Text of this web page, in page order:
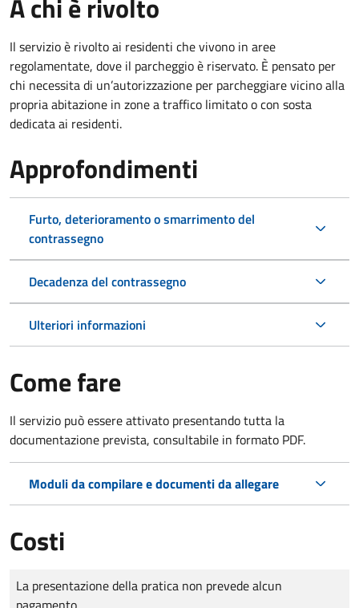
Il servizio è rivolto ai residenti che vivono in aree
regolamentate, dove il parcheggio è riservato. È pensato per
chi necessita di un’autorizzazione per parcheggiare vicino alla
propria abitazione in zone a traffico limitato o con sosta
dedicata ai residenti.
Approfondimenti
Furto, deterioramento o smarrimento del
contrassegno
Decadenza del contrassegno
Ulteriori informazioni
Come fare
Il servizio può essere attivato presentando tutta la
documentazione prevista, consultabile in formato PDF.
Moduli da compilare e documenti da allegare
Costi
Tipo di pagamento
Importo
La presentazione della pratica non prevede alcun